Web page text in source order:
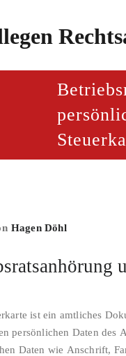
paragraf.info
Hagen Döhl
ist ein amtliches
persönlichen Daten des
Daten wie Anschrift,